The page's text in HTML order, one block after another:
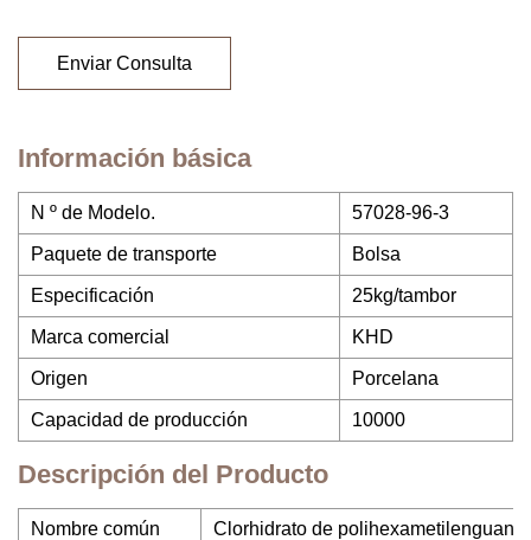
Enviar Consulta
Información básica
N º de Modelo. 57028-96-3
Paquete de transporte Bolsa
Especificación 25kg/tambor
Marca comercial KHD
Origen Porcelana
Capacidad de producción 10000
Descripción del Producto
Nombre común Clorhidrato de